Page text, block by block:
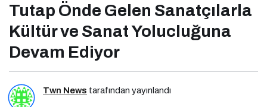
Tutap Önde Gelen Sanatçılarla
Kültür ve Sanat Yolucluğuna
Devam Ediyor
Twn News tarafından yayınlandı